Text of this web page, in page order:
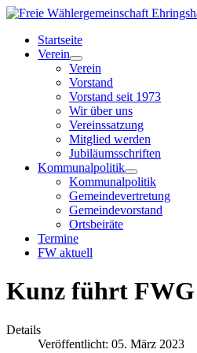
Startseite
Verein
Verein
Vorstand
Vorstand seit 1973
Wir über uns
Vereinssatzung
Mitglied werden
Jubiläumsschriften
Kommunalpolitik
Kommunalpolitik
Gemeindevertretung
Gemeindevorstand
Ortsbeiräte
Termine
FW aktuell
Kunz führt
Details
Veröffentlicht: 05. März 2023